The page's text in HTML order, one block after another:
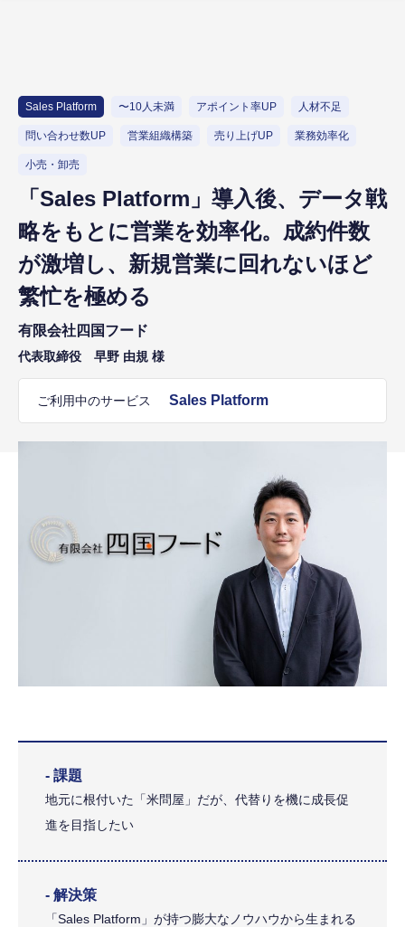
Sales Platform 〜10人未満 アポイント率UP 人材不足
問い合わせ数UP 営業組織構築 売り上げUP 業務効率化
小売・卸売
「Sales Platform」導入後、データ戦
略をもとに営業を効率化。成約件数
が激増し、新規営業に回れないほど
繁忙を極める
有限会社四国フード
代表取締役 早野 由規 様
ご利用中のサービス Sales Platform
- 課題
地元に根付いた「米問屋」だが、代替りを機に成長促
進を目指したい
- 解決策
「Sales Platform」が持つ膨大なノウハウから生まれる